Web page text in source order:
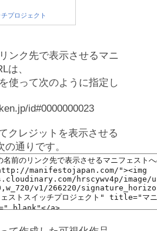
ンク先で表示させるマニ
は、
使って次のように指定し
id#0000000023
クレジットを表示させる
通りです。